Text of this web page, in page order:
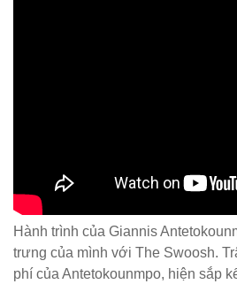
Hành trình của Giannis
trưng của mình với The Swoosh.
phí của Antetokounmpo, hiện sắp